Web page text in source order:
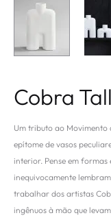
Cobra
Um tributo ao Movimento
epítome de vasos
interior. Pense em
inequivocamente
trabalhar dos artistas
ingênuos à mão que